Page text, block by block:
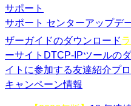
サポート
サポート センターアップデ
ザーガイドのダウンロード
ーサイト DTCP-IPツールの
イトに参加する友達紹介プ
キャンペーン情報